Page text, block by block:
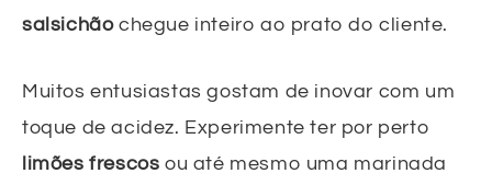
salsichãochegue inteiro ao prato do cliente.
Muitos entusiastas gostam de inovar com um
toque de acidez. Experimente ter por perto
limões frescos ou até mesmo uma marinada